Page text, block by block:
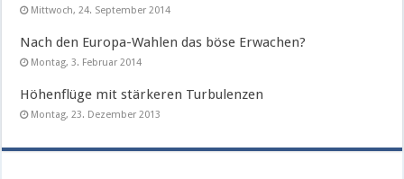
Mittwoch, 24. September 2014
Nach den Europa-Wahlen das böse Erwachen?
Montag, 3. Februar 2014
Höhenflüge mit stärkeren Turbulenzen
Montag, 23. Dezember 2013